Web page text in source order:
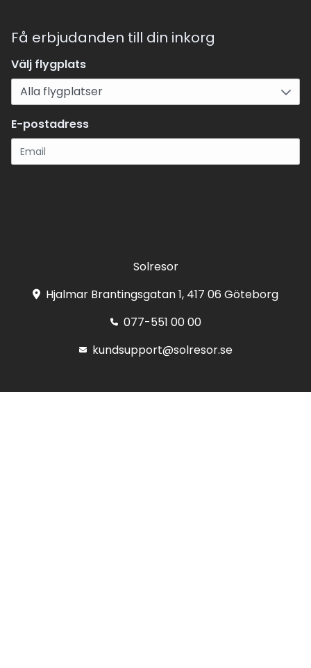
Få erbjudanden till din inkorg
Välj flygplats
E-postadress
Solresor
Hjalmar Brantingsgatan 1, 417 06 Göteborg
077-551 00 00
kundsupport@solresor.se